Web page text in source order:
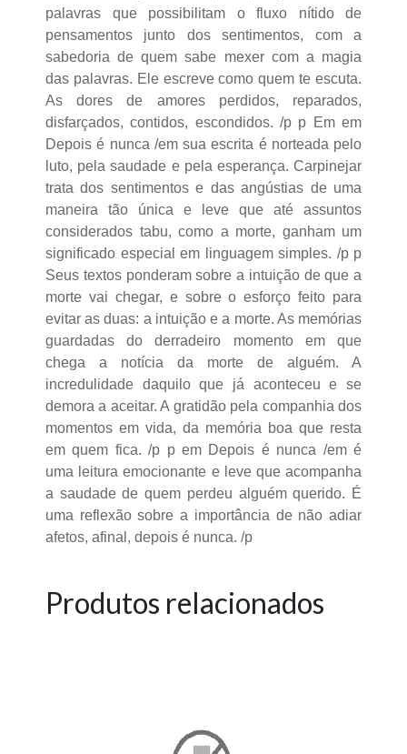
palavras que possibilitam o fluxo nítido de
pensamentos junto dos sentimentos, com a
sabedoria de quem sabe mexer com a magia
das palavras. Ele escreve como quem te escuta.
As dores de amores perdidos, reparados,
disfarçados, contidos, escondidos. /p p Em em
Depois é nunca /em sua escrita é norteada pelo
luto, pela saudade e pela esperança. Carpinejar
trata dos sentimentos e das angústias de uma
maneira tão única e leve que até assuntos
considerados tabu, como a morte, ganham um
significado especial em linguagem simples. /p p
Seus textos ponderam sobre a intuição de que a
morte vai chegar, e sobre o esforço feito para
evitar as duas: a intuição e a morte. As memórias
guardadas do derradeiro momento em que
chega a notícia da morte de alguém. A
incredulidade daquilo que já aconteceu e se
demora a aceitar. A gratidão pela companhia dos
momentos em vida, da memória boa que resta
em quem fica. /p p em Depois é nunca /em é
uma leitura emocionante e leve que acompanha
a saudade de quem perdeu alguém querido. É
uma reflexão sobre a importância de não adiar
afetos, afinal, depois é nunca. /p
Produtos relacionados